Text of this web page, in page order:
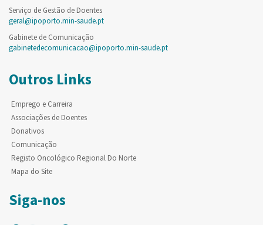
Serviço de Gestão de Doentes
geral@ipoporto.min-saude.pt
Gabinete de Comunicação
gabinetedecomunicacao@ipoporto.min-saude.pt
Outros Links
Emprego e Carreira
Associações de Doentes
Donativos
Comunicação
Registo Oncológico Regional Do Norte
Mapa do Site
Siga-nos